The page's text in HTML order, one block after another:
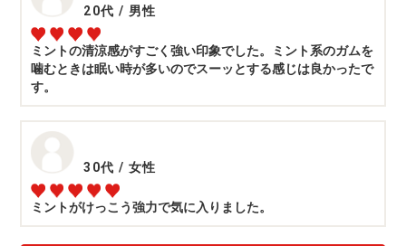
20代 / 男性
ミントの清涼感がすごく強い印象でした。ミント系のガムを
噛むときは眠い時が多いのでスーッとする感じは良かったで
す。
30代 / 女性
ミントがけっこう強力で気に入りました。